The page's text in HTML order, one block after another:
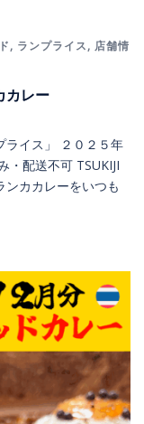
, ランプライス, 店舗情
カレー
ライス」 ２０２５年
・配送不可 TSUKIJI
ンカカレーをいつも